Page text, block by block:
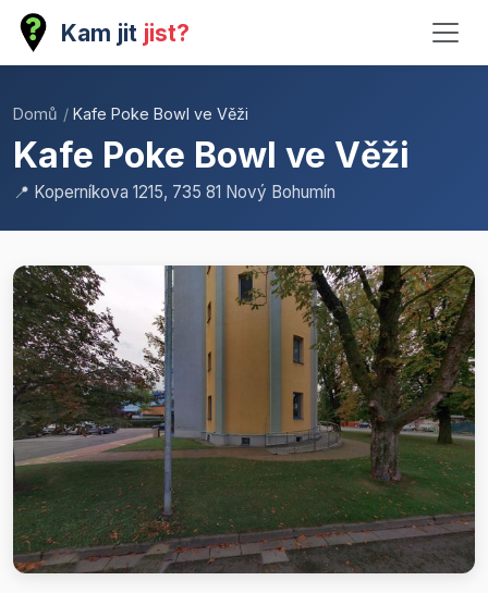
Kam jit jist?
Domů / Kafe Poke Bowl ve Věži
Kafe Poke Bowl ve Věži
📍 Koperníkova 1215, 735 81 Nový Bohumín